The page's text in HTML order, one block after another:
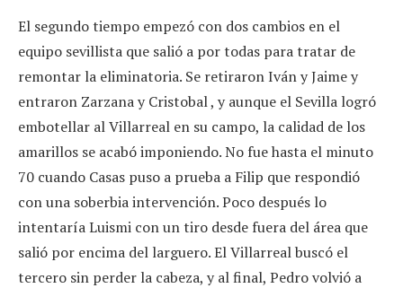
El segundo tiempo empezó con dos cambios en el
equipo sevillista que salió a por todas para tratar de
remontar la eliminatoria. Se retiraron Iván y Jaime y
entraron Zarzana y Cristobal , y aunque el Sevilla logró
embotellar al Villarreal en su campo, la calidad de los
amarillos se acabó imponiendo. No fue hasta el minuto
70 cuando Casas puso a prueba a Filip que respondió
con una soberbia intervención. Poco después lo
intentaría Luismi con un tiro desde fuera del área que
salió por encima del larguero. El Villarreal buscó el
tercero sin perder la cabeza, y al final, Pedro volvió a